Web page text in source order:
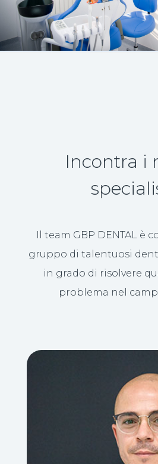
Incontra i
Il team GBP DENTAL è
gruppo di talentuosi
in grado di risolvere
problema nel